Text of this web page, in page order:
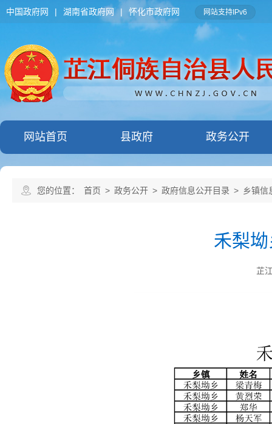
中国政府网 | 湖南省政府网 | 怀化市政府网 网站支持IPv6
网站首页 县政府 政务公开
您的位置： 首页 > 政务公开 > 政府信息公开目录 > 乡镇信
禾梨
芷